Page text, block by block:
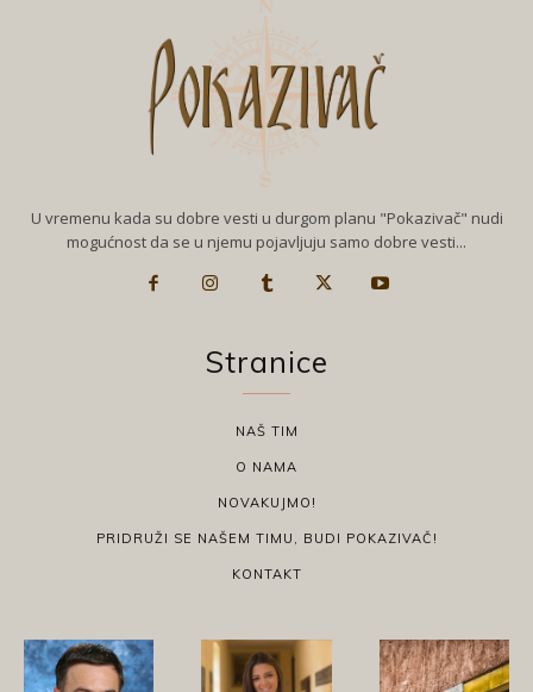
U vremenu kada su dobre vesti u durgom planu "Pokazivač" nudi
mogućnost da se u njemu pojavljuju samo dobre vesti...
Stranice
NAŠ TIM
O NAMA
NOVAKUJMO!
PRIDRUŽI SE NAŠEM TIMU, BUDI POKAZIVAČ!
KONTAKT